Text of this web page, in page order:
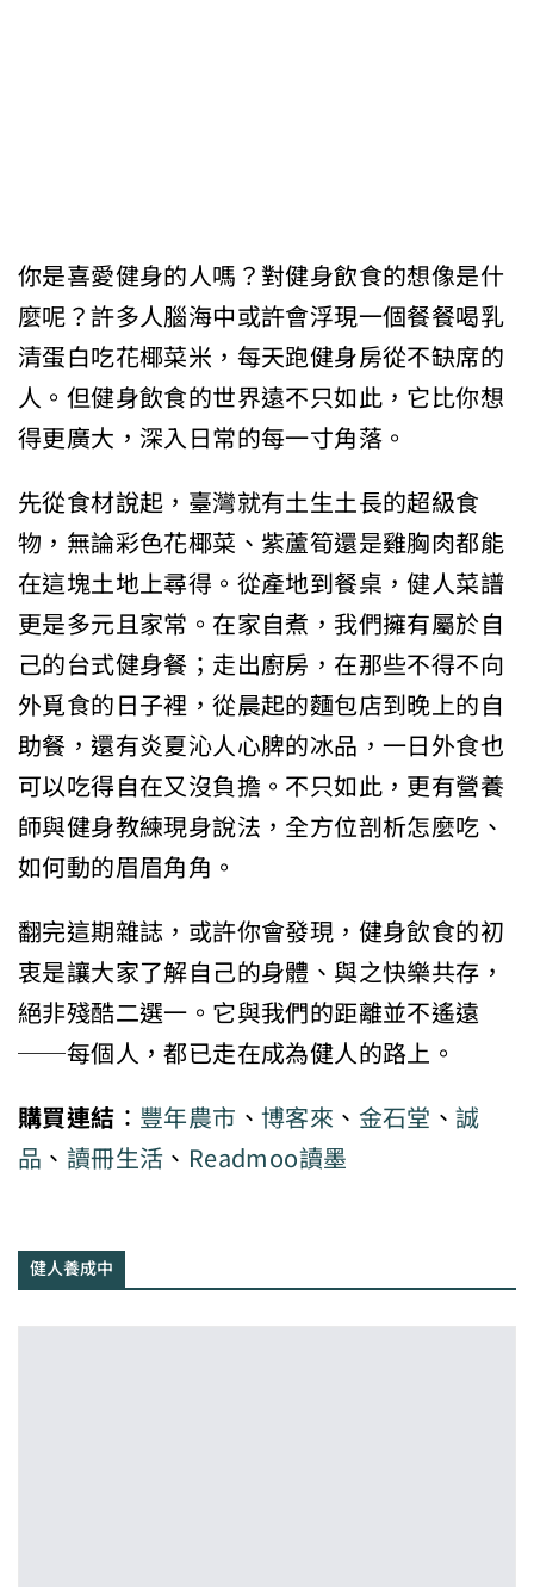
你是喜愛健身的人嗎？對健身飲食的想像是什
麼呢？許多人腦海中或許會浮現一個餐餐喝乳
清蛋白吃花椰菜米，每天跑健身房從不缺席的
人。但健身飲食的世界遠不只如此，它比你想
得更廣大，深入日常的每一寸角落。
先從食材說起，臺灣就有土生土長的超級食
物，無論彩色花椰菜、紫蘆筍還是雞胸肉都能
在這塊土地上尋得。從產地到餐桌，健人菜譜
更是多元且家常。在家自煮，我們擁有屬於自
己的台式健身餐；走出廚房，在那些不得不向
外覓食的日子裡，從晨起的麵包店到晚上的自
助餐，還有炎夏沁人心脾的冰品，一日外食也
可以吃得自在又沒負擔。不只如此，更有營養
師與健身教練現身說法，全方位剖析怎麼吃、
如何動的眉眉角角。
翻完這期雜誌，或許你會發現，健身飲食的初
衷是讓大家了解自己的身體、與之快樂共存，
絕非殘酷二選一。它與我們的距離並不遙遠
──每個人，都已走在成為健人的路上。
購買連結：豐年農市、博客來、金石堂、誠
品、讀冊生活、Readmoo讀墨
健人養成中